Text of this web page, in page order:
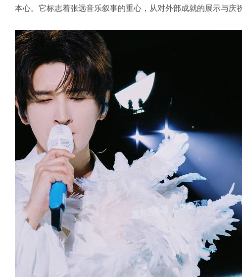
本心。它标志着张远音乐叙事的重心，从对外部成就的展示与庆